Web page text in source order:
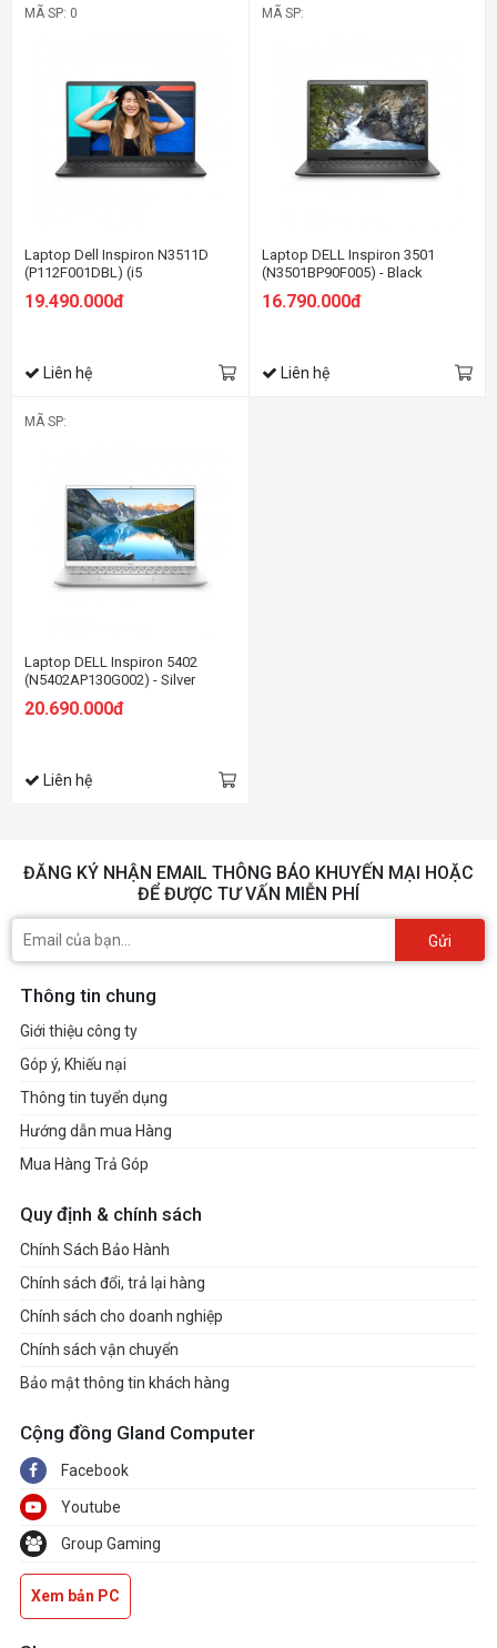
MÃ SP: 0
Laptop Dell Inspiron N3511D
(P112F001DBL) (i5
SSD/15.6 inch
19.490.000đ
Liên hệ
MÃ SP:
Laptop DELL Inspiron 3501
(N3501BP90F005) - Black
16.790.000đ
Liên hệ
MÃ SP:
Laptop DELL Inspiron 5402
(N5402AP130G002) - Silver
20.690.000đ
Liên hệ
ĐĂNG KÝ NHẬN EMAIL THÔNG BÁO KHUYẾN MẠI HOẶC
ĐỂ ĐƯỢC TƯ VẤN MIỄN PHÍ
Gửi
Thông tin chung
Giới thiệu công ty
Góp ý, Khiếu nại
Thông tin tuyển dụng
Hướng dẫn mua Hàng
Mua Hàng Trả Góp
Quy định & chính sách
Chính Sách Bảo Hành
Chính sách đổi, trả lại hàng
Chính sách cho doanh nghiệp
Chính sách vận chuyển
Bảo mật thông tin khách hàng
Cộng đồng Gland Computer
Facebook
Youtube
Group Gaming
Xem bản PC